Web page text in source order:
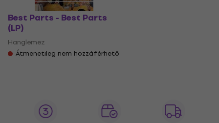
Best Parts - Best Parts
(LP)
Hanglemez
Átmenetileg nem hozzáférhető